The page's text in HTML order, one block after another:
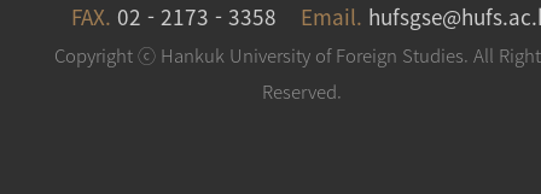
FAX. 02 - 2173 - 3358 Email.
Copyright ⓒ Hankuk University of Foreign Studies. All
Reserved.